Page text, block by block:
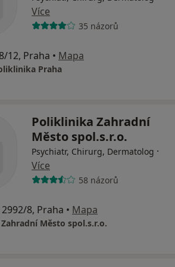
Více
35 názorů
12, Praha • Mapa
Praha
Poliklinika Zahradní
Město spol.s.r.o.
Psychiatr, Chirurg, Dermatolog ·
Více
58 názorů
8, Praha • Mapa
Město spol.s.r.o.